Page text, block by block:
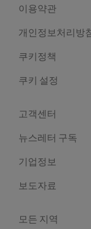
이용약관
개인정보처리방
쿠키정책
쿠키 설정
고객센터
뉴스레터 구독
기업정보
보도자료
모든 지역